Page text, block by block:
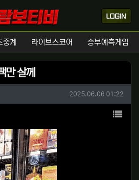
계 라이브스코어 승부예측게임
만 살께
작성일
2025.06.06 01:22
목록